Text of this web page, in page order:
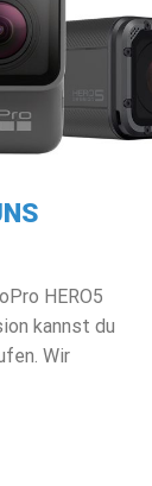
HERO5
kannst du
Wir